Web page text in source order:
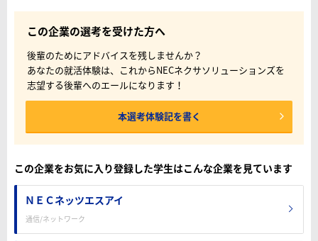
この企業の選考を受けた方へ
後輩のためにアドバイスを残しませんか？
あなたの就活体験は、これからNECネクサソリューションズを
志望する後輩へのエールになります！
本選考体験記を書く
この企業をお気に入り登録した学生はこんな企業を見ています
ＮＥＣネッツエスアイ
通信/ネットワーク